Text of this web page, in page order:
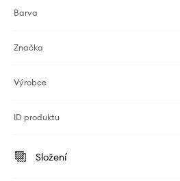
Barva
Značka
Výrobce
ID produktu
Složení